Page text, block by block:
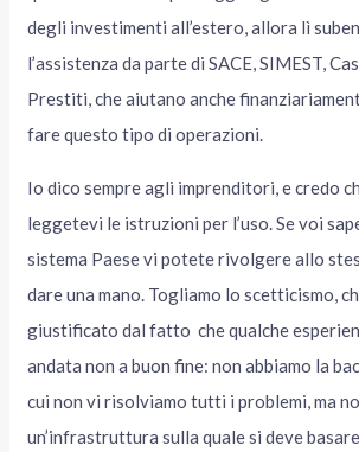
degli investimenti all’estero, allora lì
l’assistenza da parte di SACE, SIMEST,
Prestiti, che aiutano anche
fare questo tipo di operazioni.
Io dico sempre agli imprenditori, e credo
leggetevi le istruzioni per l’uso. Se voi
sistema Paese vi potete rivolgere allo
dare una mano. Togliamo lo scetticismo,
giustificato dal fatto che qualche
andata non a buon fine: non abbiamo la
cui non vi risolviamo tutti i problemi, ma
un’infrastruttura sulla quale si deve